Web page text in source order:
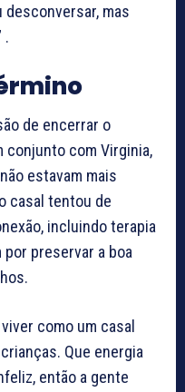
desconversar, mas
.
de encerrar o
conjunto com Virginia,
estavam mais
casal tentou de
incluindo terapia
por preservar a boa
como um casal
Que energia
então a gente